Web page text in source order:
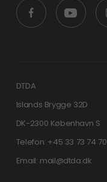
DTDA
Islands Brygge 32D
DK-2300 København S
Telefon: +45 33 73 74 70
Email: mail@dtda.dk